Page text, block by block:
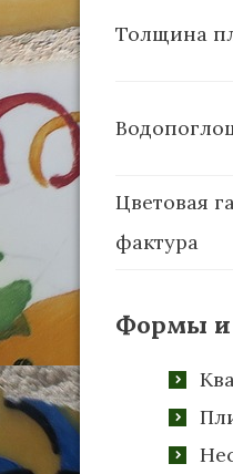
Толщина
Цветовая
фактура
Формы и